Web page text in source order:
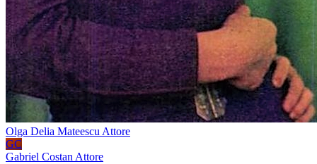
Olga Delia Mateescu Attore
GC
Gabriel Costan Attore